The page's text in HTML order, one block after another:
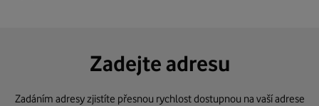
Zadejte adresu
Zadáním adresy zjistíte přesnou rychlost dostupnou na vaší adrese